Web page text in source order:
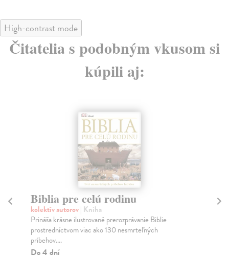
High-contrast mode
Čitatelia s podobným vkusom si
kúpili aj:
Etika a ekonomika
Remišová Anna| Kniha
Jedna z najkomplexnejších kníh z oblasti podnikateľskej
etiky ako teoretickej disciplíny vychádza v ...
Do 4 dní